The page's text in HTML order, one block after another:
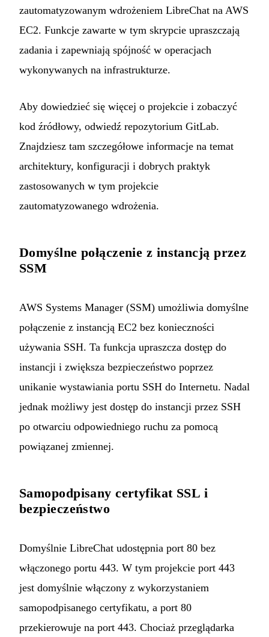
zautomatyzowanym wdrożeniem LibreChat na AWS
EC2. Funkcje zawarte w tym skrypcie upraszczają
zadania i zapewniają spójność w operacjach
wykonywanych na infrastrukturze.
Aby dowiedzieć się więcej o projekcie i zobaczyć
kod źródłowy, odwiedź repozytorium GitLab.
Znajdziesz tam szczegółowe informacje na temat
architektury, konfiguracji i dobrych praktyk
zastosowanych w tym projekcie
zautomatyzowanego wdrożenia.
Domyślne połączenie z instancją przez
SSM
AWS Systems Manager (SSM) umożliwia domyślne
połączenie z instancją EC2 bez konieczności
używania SSH. Ta funkcja upraszcza dostęp do
instancji i zwiększa bezpieczeństwo poprzez
unikanie wystawiania portu SSH do Internetu. Nadal
jednak możliwy jest dostęp do instancji przez SSH
po otwarciu odpowiedniego ruchu za pomocą
powiązanej zmiennej.
Samopodpisany certyfikat SSL i
bezpieczeństwo
Domyślnie LibreChat udostępnia port 80 bez
włączonego portu 443. W tym projekcie port 443
jest domyślnie włączony z wykorzystaniem
samopodpisanego certyfikatu, a port 80
przekierowuje na port 443. Chociaż przeglądarka